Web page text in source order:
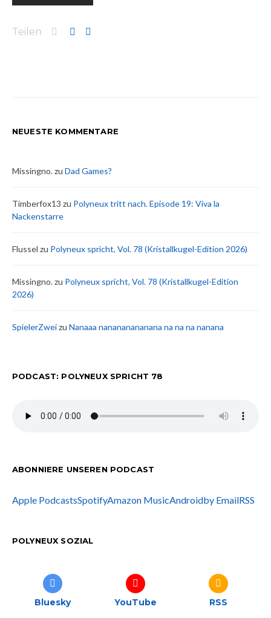
Teilen
NEUESTE KOMMENTARE
Missingno.zu Dad Games?
Timberfox13 zu Polyneux tritt nach. Episode 19: Viva la
Nackenstarre
Flussel zu Polyneux spricht, Vol. 78 (Kristallkugel-Edition 2026)
Missingno.zu Polyneux spricht, Vol. 78 (Kristallkugel-Edition
2026)
SpielerZweizu Nanaaa nanananananana na na na nanana
PODCAST: POLYNEUX SPRICHT 78
ABONNIERE UNSEREN PODCAST
Apple PodcastsSpotifyAmazon MusicAndroidby EmailRSS
POLYNEUX SOZIAL
Bluesky YouTube RSS